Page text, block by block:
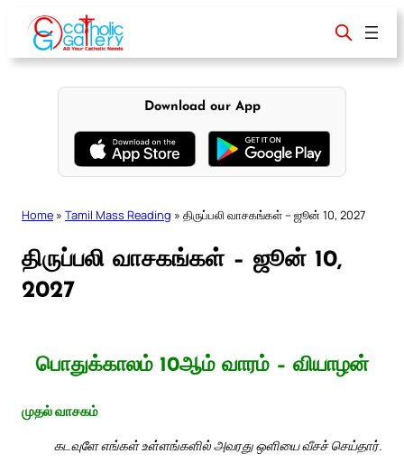
content
Download our App
Home » Tamil Mass Reading » திருப்பலி வாசகங்கள் – ஜூன் 10, 2027
திருப்பலி வாசகங்கள் – ஜூன் 10,
2027
பொதுக்காலம் 10ஆம் வாரம் – வியாழன்
முதல் வாசகம்
கடவுளே எங்கள் உள்ளங்களில் அவரது ஒளியை வீசச் செய்தார்.